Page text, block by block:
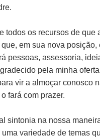
todos os recursos de que
em sua nova posição,
pessoas, assessoria,
pela minha
vir a almoçar conosco
fará com prazer.
sintonia na nossa
uma variedade de temas